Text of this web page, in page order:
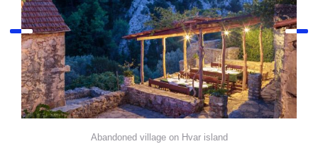
Abandoned village on Hvar island